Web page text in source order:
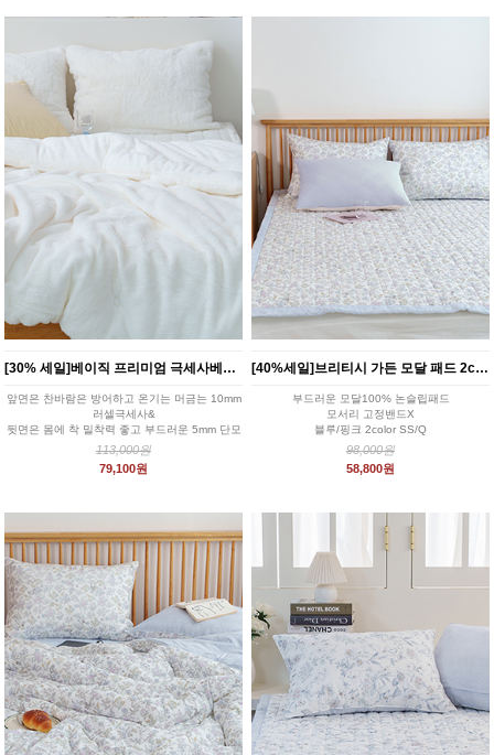
[30% 세일]베이직 프리미엄 극세사베딩 3color
앞면은 찬바람은 방어하고 온기는 머금는 10mm
러셀극세사&
뒷면은 몸에 착 밀착력 좋고 부드러운 5mm 단모
극세사 매칭
화이트,블루,차콜 3color
113,000원
79,100원
[40%세일]브리티시 가든 모달 패드 2color
부드러운 모달100% 논슬립패드
모서리 고정밴드X
블루/핑크 2color SS/Q
98,000원
58,800원